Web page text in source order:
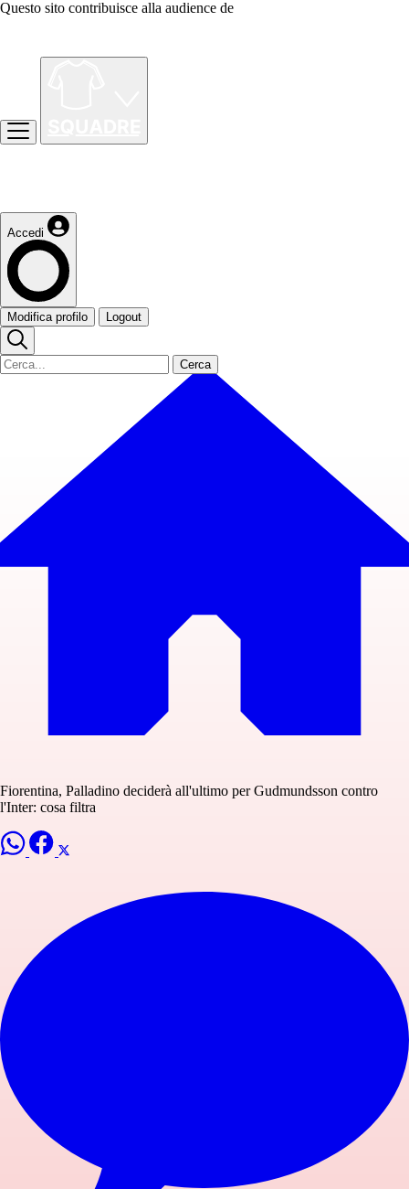
Questo sito contribuisce alla audience de
Accedi
Modifica profilo Logout
Cerca
Fiorentina, Palladino deciderà all'ultimo per Gudmundsson contro
l'Inter: cosa filtra